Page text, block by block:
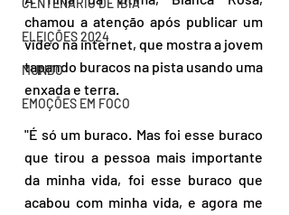
CENTENÁRIO DE IBIÁ
ELEIÇÕES 2024
MUNDO
EMOÇÕES EM FOCO
chamou a atenção após publicar um
vídeo na internet, que mostra a jovem
tapando buracos na pista usando uma
enxada e terra.
"É só um buraco. Mas foi esse buraco
que tirou a pessoa mais importante
da minha vida, foi esse buraco que
acabou com minha vida, e agora me